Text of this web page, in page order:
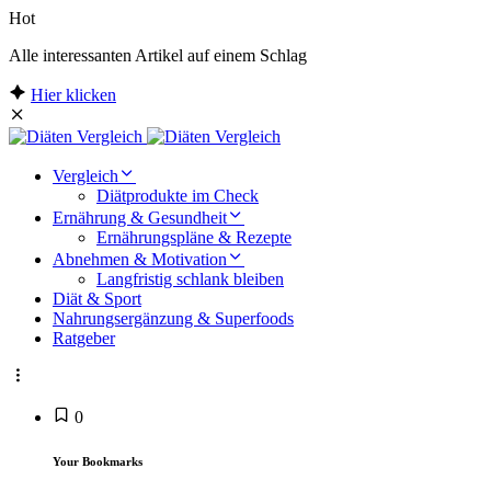
Hot
Alle interessanten Artikel auf einem Schlag
Hier klicken
Vergleich
Diätprodukte im Check
Ernährung & Gesundheit
Ernährungspläne & Rezepte
Abnehmen & Motivation
Langfristig schlank bleiben
Diät & Sport
Nahrungsergänzung & Superfoods
Ratgeber
0
Your Bookmarks